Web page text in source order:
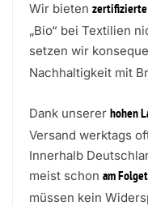
Wir bieten zertifizierte
„Bio“ bei Textilien
setzen wir
Nachhaltigkeit mit
Dank unserer hohen
Versand werktags
Innerhalb
meist schon am
müssen kein